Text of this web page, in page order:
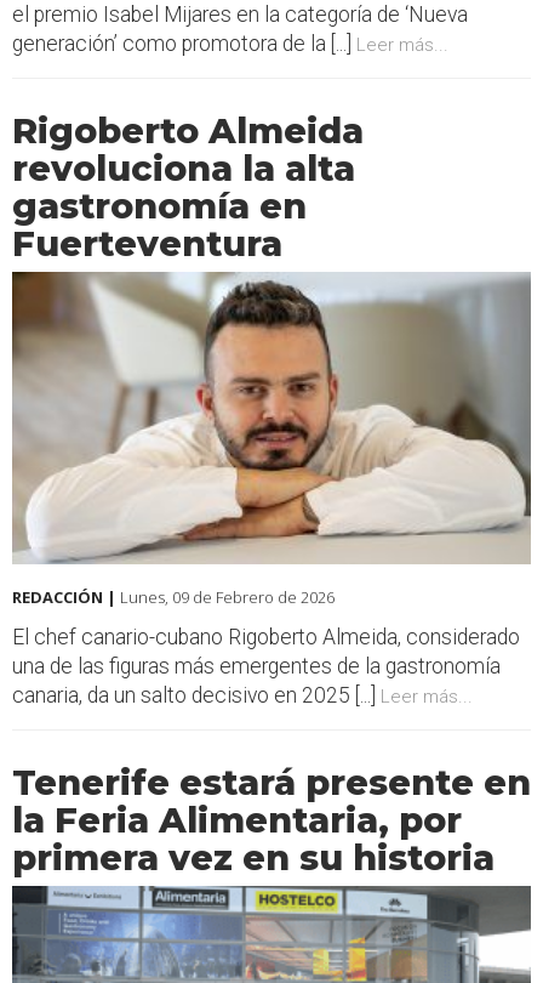
el premio Isabel Mijares en la categoría de ‘Nueva
generación’ como promotora de la [...]
Leer más...
Rigoberto Almeida
revoluciona la alta
gastronomía en
Fuerteventura
REDACCIÓN | Lunes, 09 de Febrero de 2026
El chef canario-cubano Rigoberto Almeida, considerado
una de las figuras más emergentes de la gastronomía
canaria, da un salto decisivo en 2025 [...]
Leer más...
Tenerife estará presente en
la Feria Alimentaria, por
primera vez en su historia